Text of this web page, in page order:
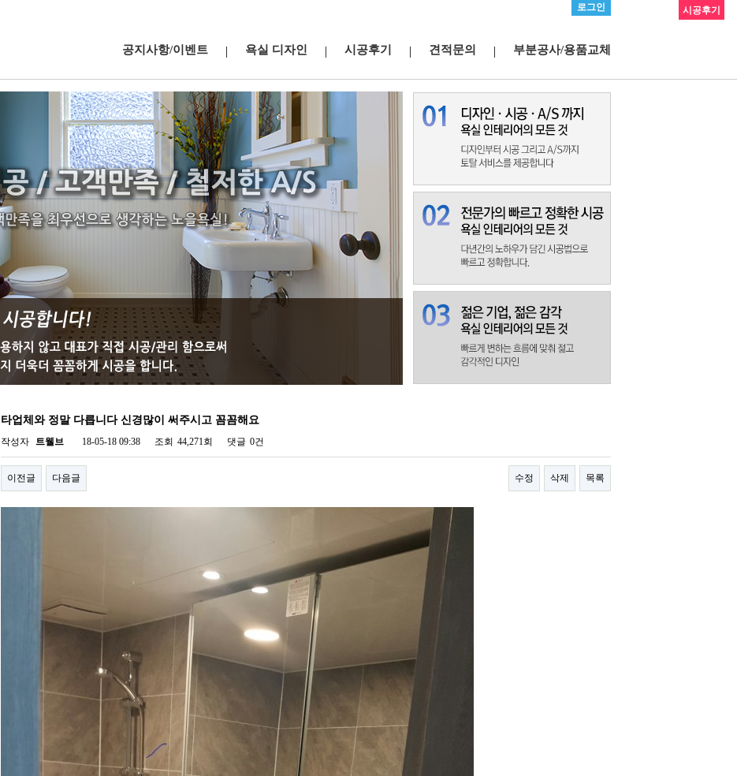
로그인
공지사항/이벤트 욕실 디자인 시공후기 견적문의 부분공사/용품교체
시공후기
타업체와 정말 다릅니다 신경많이 써주시고 꼼꼼해요
작성자 트웰브 18-05-18 09:38 조회 44,271회 댓글 0건
이전글 다음글 수정 삭제 목록